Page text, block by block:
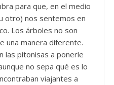
para que, en el medio
otro) nos sentemos en
Los árboles no son
una manera diferente.
las pitonisas a ponerle
no sepa qué es lo
viajantes a